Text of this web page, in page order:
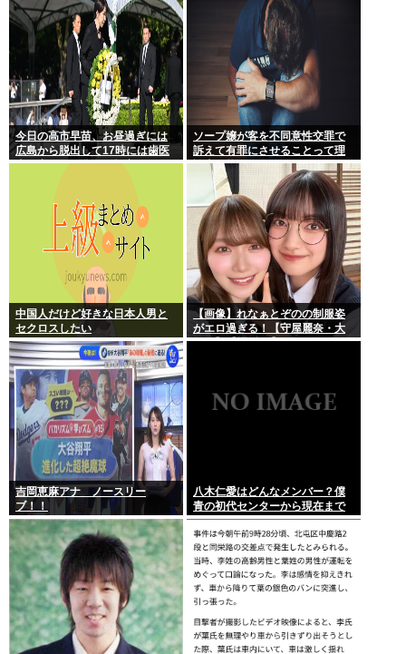
今日の高市早苗、お昼過ぎには
広島から脱出して17時には歯医
者に寄ってそのまま帰宅
ソープ嬢が客を不同意性交罪で
訴えて有罪にさせることって理
論上可能？
中国人だけど好きな日本人男と
セクロスしたい
【画像】れなぁとぞのの制服姿
がエロ過ぎる！【守屋麗奈・大
園玲】【櫻坂46】
吉岡恵麻アナ ノースリー
ブ！！
八木仁愛はどんなメンバー？僕
青の初代センターから現在まで
の活動を紹介